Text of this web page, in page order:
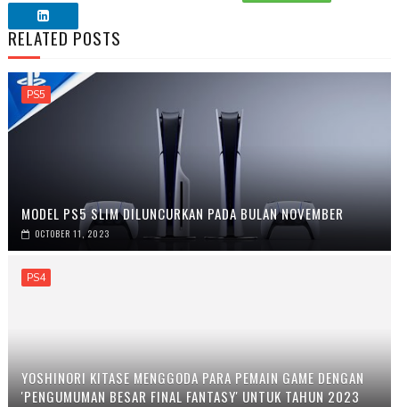
RELATED POSTS
PS5
MODEL PS5 SLIM DILUNCURKAN PADA BULAN NOVEMBER
OCTOBER 11, 2023
PS4
YOSHINORI KITASE MENGGODA PARA PEMAIN GAME DENGAN
'PENGUMUMAN BESAR FINAL FANTASY' UNTUK TAHUN 2023